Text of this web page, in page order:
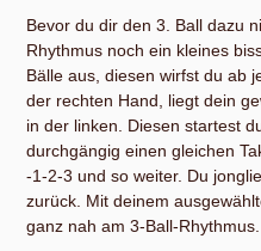
Bevor du dir den 3. Ball dazu
Rhythmus noch ein kleines
Bälle aus, diesen wirfst du ab
der rechten Hand, liegt dein
in der linken. Diesen startest
durchgängig einen gleichen
-1-2-3 und so weiter. Du
zurück. Mit deinem
ganz nah am 3-Ball-Rhythmus.